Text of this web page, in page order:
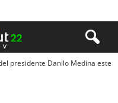
presidente Danilo Medina este